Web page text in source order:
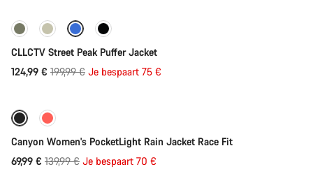
-38%
CLLCTV Street Peak Puffer Jacket
124,99 € Originele
199,99 € Je bespaart 75 €
-50%
Direct toevoegen
Canyon Women's PocketLight Rain Jacket Race Fit
69,99 € Originele
139,99 € Je bespaart 70 €
Direct toevoegen